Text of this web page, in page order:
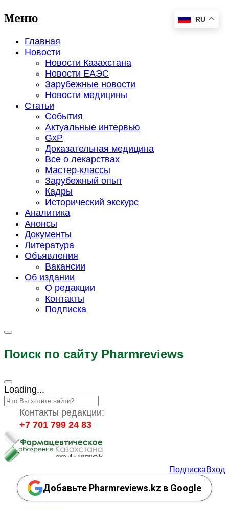
Меню
Главная
Новости
Новости Казахстана
Новости ЕАЭС
Зарубежные новости
Новости медицины
Статьи
События
Актуальные интервью
GxP
Доказательная медицина
Все о лекарствах
Мастер-классы
Зарубежный опыт
Кадры
Исторический экскурс
Аналитика
Анонсы
Документы
Литература
Объявления
Вакансии
Об издании
О редакции
Контакты
Подписка
Поиск по сайту Pharmreviews
Loading...
Контакты редакции:
+7 701 799 24 83
RU
ПодпискаВход
Добавьте Pharmreviews.kz в Google